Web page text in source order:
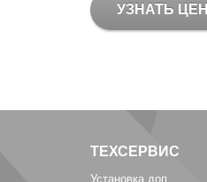
УЗНАТЬ
ТЕХСЕРВИС
Установка доп.